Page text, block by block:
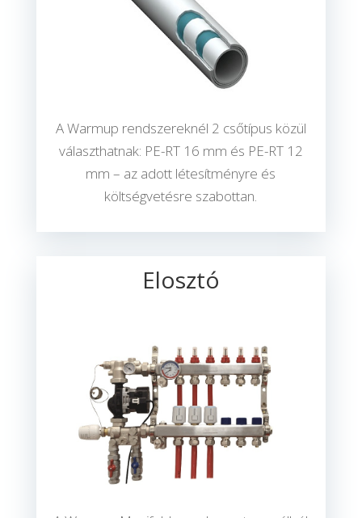
A Warmup rendszereknél 2 csőtípus közül
választhatnak: PE-RT 16 mm és PE-RT 12
mm – az adott létesítményre és
költségvetésre szabottan.
Elosztó